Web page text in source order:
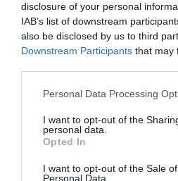
disclosure of your personal
IAB’s list of downstream
also be disclosed by us to third
Downstream Participants that may
Personal Data Processing
I want to opt-out of the
personal data.
Opted In
I want to opt-out of the Sale
Personal Data.
CSÍKSZÉK,HÍRLISTA
Kisállat-kiállítás